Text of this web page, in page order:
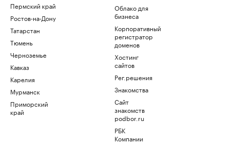
Пермский край
Ростов-на-Дону
Татарстан
Тюмень
Черноземье
Кавказ
Карелия
Мурманск
Приморский
край
Облако для
бизнеса
Корпоративный
регистратор
доменов
Хостинг
сайтов
Рег.решения
Знакомства
Сайт
знакомств
podbor.ru
РБК
Компании